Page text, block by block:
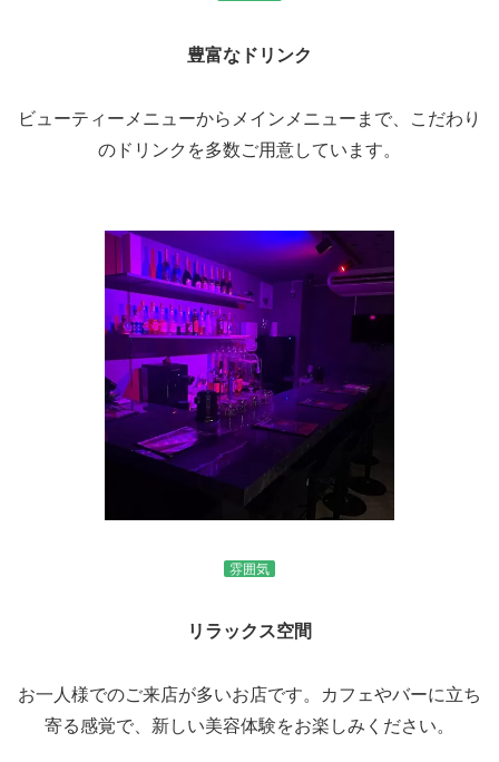
豊富なドリンク
ビューティーメニューからメインメニューまで、こだわり
のドリンクを多数ご用意しています。
雰囲気
リラックス空間
お一人様でのご来店が多いお店です。カフェやバーに立ち
寄る感覚で、新しい美容体験をお楽しみください。